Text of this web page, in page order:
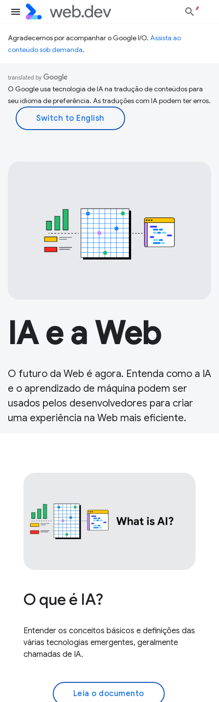
Agradecemos por acompanhar o Google I/O. Assista ao
conteúdo sob demanda.
O Google usa tecnologia de IA na tradução de conteúdos para
seu idioma de preferência. As traduções com IA podem ter erros.
IA e a Web
O futuro da Web é agora. Entenda como a IA
e o aprendizado de máquina podem ser
usados pelos desenvolvedores para criar
uma experiência na Web mais eficiente.
O que é IA?
Entender os conceitos básicos e definições das
várias tecnologias emergentes, geralmente
chamadas de IA.
Leia o documento